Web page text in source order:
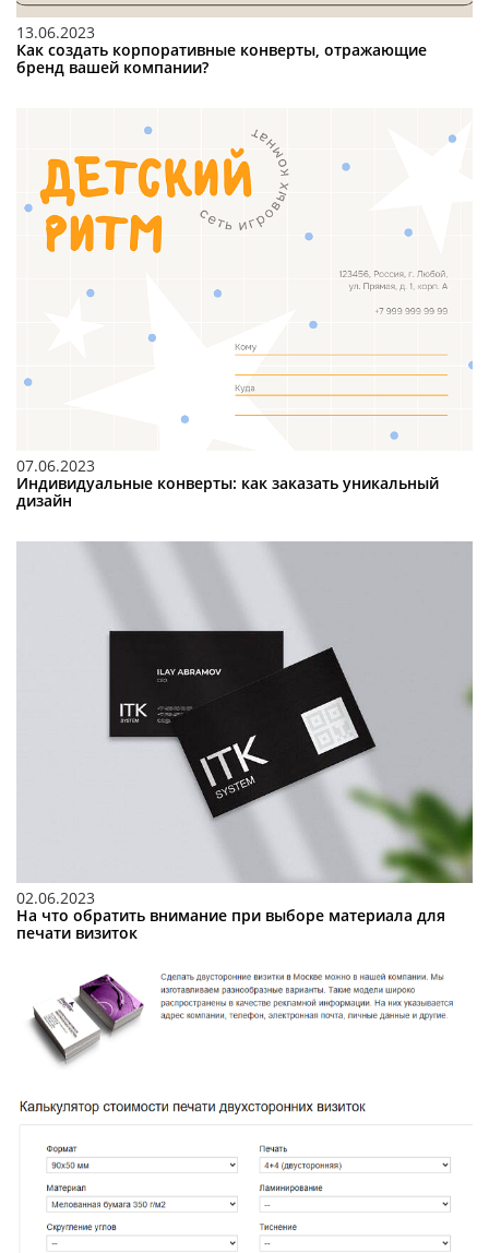
13.06.2023
Как создать корпоративные конверты, отражающие
бренд вашей компании?
07.06.2023
Индивидуальные конверты: как заказать уникальный
дизайн
02.06.2023
На что обратить внимание при выборе материала для
печати визиток